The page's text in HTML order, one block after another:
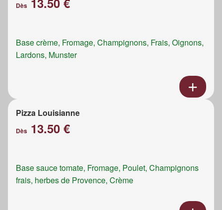
Dès
Base crème, Fromage, Champignons, Frais, Oignons,
Lardons, Munster
Pizza Louisianne
Dès 13.50 €
Base sauce tomate, Fromage, Poulet, Champignons
frais, herbes de Provence, Crème